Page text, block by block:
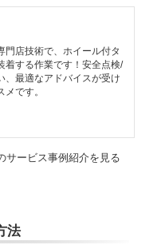
門店技術で、ホイール付タ
着する作業です！安全点検/
、最適なアドバイスが受け
メです。
サービス事例紹介を見る
法